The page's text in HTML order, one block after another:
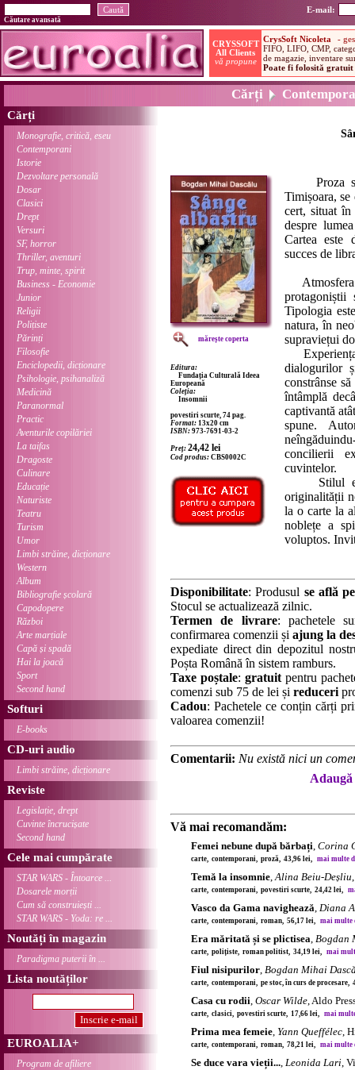
E-mail:
Căutare avansată
Cărți
Cărți
Monografie, critică, eseu
Contemporani
Istorie
Dezvoltare personală
Dosar
Clasici
Drept
Versuri
SF, horror
Thriller, aventuri
Trup, minte, spirit
Business - Economie
Junior
Religii
Polițiste
Părinți
Filosofie
Enciclopedii, dicționare
Psihologie, psihanaliză
Medicină
Paranormal
Practic
Aventurile copilăriei
La taifas
Dragoste
Culinare
Educație
Naturiste
Teatru
Turism
Umor
Limbi străine, dicționare
Western
Album
Bibliografie școlară
Capodopere
Război
Arte marțiale
Capă și spadă
Hai la joacă
Sport
Second hand
Softuri
E-books
CD-uri audio
Limbi străine, dicționare
Reviste
Legislație, drept
Cuvinte încrucișate
Second hand
Cele mai cumpărate
STAR WARS - Întoarce ...
Dosarele morții
Cum să construiești ...
STAR WARS - Yoda: re ...
Noutăți în magazin
Paradigma puterii în ...
Lista noutăților
EUROALIA+
Program de afiliere
mărește coperta
Editura:
Fundația Culturală Ideea
Europeană
Coleția:
Insomnii
povestiri scurte, 74 pag.
Format: 13x20 cm
ISBN: 973-7691-03-2
Preț: 24,42 lei
Cod produs: CBS0002C
Proza
Timișoara,
cert, situat
despre
Cartea este
succes de
Atmosfera
protagoniștii
Tipologia
natura, în
supraviețui
Experiența
dialogurilor
constrânse
întâmplă
captivantă
spune.
concilierii
cuvintelor.
Stilul este
originalității
la o carte la
noblețe a
voluptos.
Disponibilitate: Produsul se află
Stocul se actualizează zilnic.
Termen de livrare: pachetele
confirmarea comenzii șiajung la
expediate direct din depozitul
Poșta Română în sistem ramburs.
Taxe poștale: gratuitpentru
comenzi sub 75 de lei și reduceri
Cadou: Pachetele ce conțin cărți
valoarea comenzii!
Comentarii: Nu există nici un
Vă mai recomandăm:
Femei nebune după bărbați, Corina
carte, contemporani, proză, 43,96 lei, mai multe
Temă la insomnie,Alina Beiu-Deșliu
carte, contemporani, povestiri scurte, 24,42 lei,
Vasco da Gama navighează, Diana
carte, contemporani, roman, 56,17 lei, mai multe
Era măritată și se plictisea, Bogdan
carte, polițiste, roman politist, 34,19 lei, mai
Fiul nisipurilor, Bogdan Mihai
carte, contemporani, pe stoc, în curs de
Casa cu rodii, Oscar Wilde, Aldo
carte, clasici, povestiri scurte, 17,66 lei, mai
Prima mea femeie, Yann Queffélec,
carte, contemporani, roman, 78,21 lei, mai multe
Se duce vara vieții..., Leonida Lari,